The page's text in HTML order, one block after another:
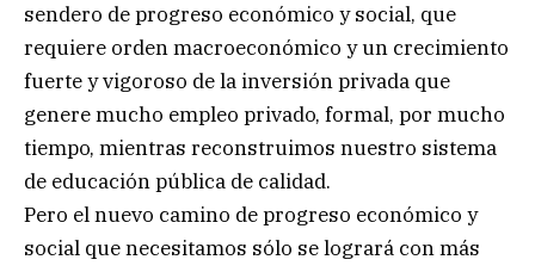
sendero de progreso económico y social, que
requiere orden macroeconómico y un crecimiento
fuerte y vigoroso de la inversión privada que
genere mucho empleo privado, formal, por mucho
tiempo, mientras reconstruimos nuestro sistema
de educación pública de calidad.
Pero el nuevo camino de progreso económico y
social que necesitamos sólo se logrará con más